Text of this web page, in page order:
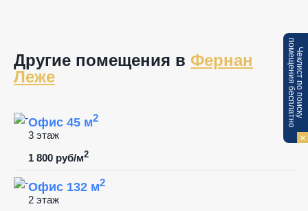
Другие помещения в Фернан
Леже
Офис 45 м2
3 этаж
1 800 руб/м2
Офис 132 м2
2 этаж
Ч
е
к
л
и
с
т
п
о
п
о
и
с
к
у
по
м
е
щ
е
н
и
я
б
е
с
п
л
а
т
н
о
×